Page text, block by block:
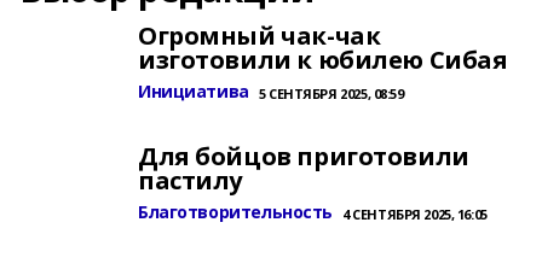
Огромный чак-чак
изготовили к юбилею Сибая
Инициатива 5 СЕНТЯБРЯ 2025, 08:59
Для бойцов приготовили
пастилу
Благотворительность 4 СЕНТЯБРЯ 2025, 16:05